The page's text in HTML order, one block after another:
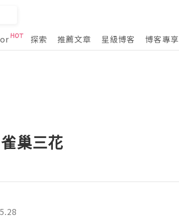
探索 推薦文章 星級博客 博客專享
巢三花